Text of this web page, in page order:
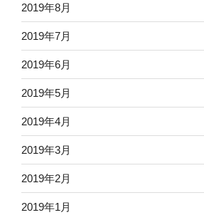
2019年8月
2019年7月
2019年6月
2019年5月
2019年4月
2019年3月
2019年2月
2019年1月